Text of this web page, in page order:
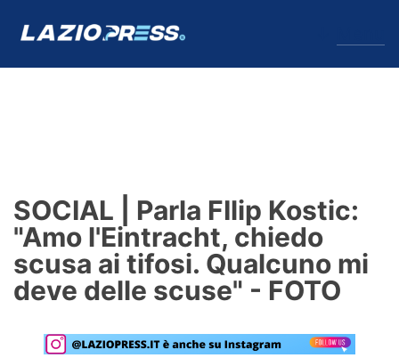
Formello
Infortuni
Primavera
Calciomercato
SOCIAL | Parla FIlip Kostic:
"Amo l'Eintracht, chiedo
scusa ai tifosi. Qualcuno mi
deve delle scuse" - FOTO